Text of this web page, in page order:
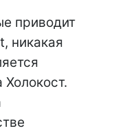
приводит
никакая